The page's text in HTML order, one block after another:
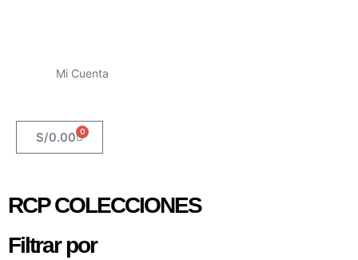
Mi Cuenta
S/0.00 0
RCP COLECCIONES
Filtrar por